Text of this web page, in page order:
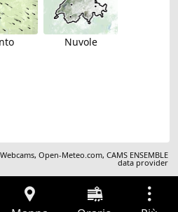
Nuvole
,Open-Meteo.com,CAMS ENSEMBLE
data provider